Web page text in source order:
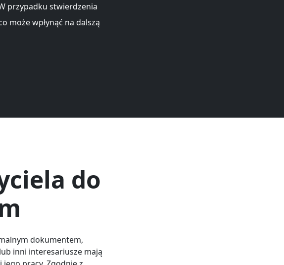
przypadku stwierdzenia
może wpłynąć na dalszą
do
dokumentem,
inni interesariusze mają